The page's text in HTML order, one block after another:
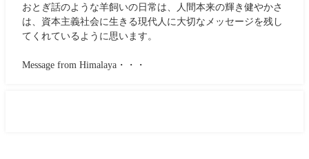
おとぎ話のような羊飼いの日常は、人間本来の輝き健やかさ
は、資本主義社会に生きる現代人に大切なメッセージを残し
てくれているように思います。
Message from Himalaya・・・